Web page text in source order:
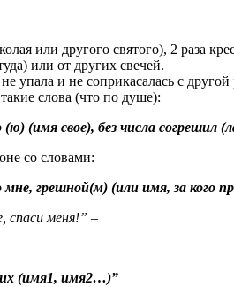
или другого святого), 2 раза
или от других свечей.
упала и не соприкасалась с
слова (что по душе):
(имя свое), без числа согрешил
со словами:
грешной(м) (или имя, за кого
спаси меня!” –
(имя1, имя2…)”